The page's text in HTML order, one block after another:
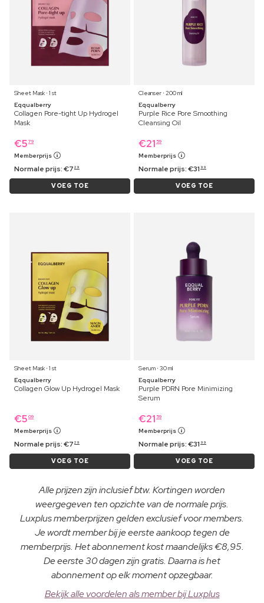
Sheet Mask ⋅ 1 st
Eqqualberry
Collagen Pore-tight Up Hydrogel
Mask
€5 79
Memberprijs
Normale prijs:€7 29
VOEG TOE
Cleanser ⋅ 200 ml
Eqqualberry
Purple Rice Pore Smoothing
Cleansing Oil
€21 59
Memberprijs
Normale prijs:€31 99
VOEG TOE
Sheet Mask ⋅ 1 st
Eqqualberry
Collagen Glow Up Hydrogel Mask
€5 09
Memberprijs
Normale prijs:€7 29
VOEG TOE
Serum ⋅ 30 ml
Eqqualberry
Purple PDRN Pore Minimizing
Serum
€21 59
Memberprijs
Normale prijs:€31 99
VOEG TOE
Alle prijzen zijn inclusief btw. Kortingen worden
weergegeven ten opzichte van de normale prijs.
Luxplus memberprijzen gelden exclusief voor members.
Je wordt member bij je eerste aankoop tegen de
memberprijs. Het abonnement kost maandelijks €8,95.
De eerste 30 dagen zijn gratis. Daarna is het
abonnement op elk moment opzegbaar.
Bekijk alle voordelen als member bij Luxplus